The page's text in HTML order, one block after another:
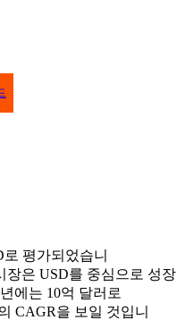
평가되었습니
장은 USD를 중심으로 성장
에는 10억 달러로
CAGR을 보일 것입니